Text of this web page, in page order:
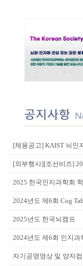
[채용공고] KAIST 뇌인
[외부행사][조선비즈]
2025 한국인지과학회
2024년도 제6회 Cog
2025년도 한국뇌캠프
2024년도 제6회 인지
자기공명영상 및 양자